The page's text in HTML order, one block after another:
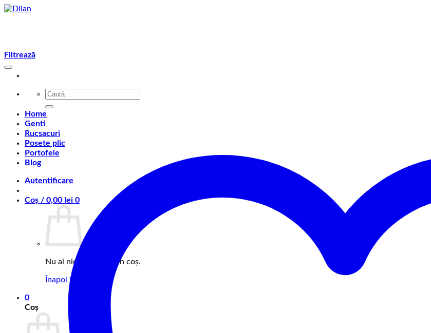
Skip
Caută
Home
Genti
Rucsacuri
Posete plic
Portofele
Blog
Autentificare
Coș / 0,00 lei 0
Nu ai niciun produs în coș.
Înapoi la magazin
0
Coș
Filtrează